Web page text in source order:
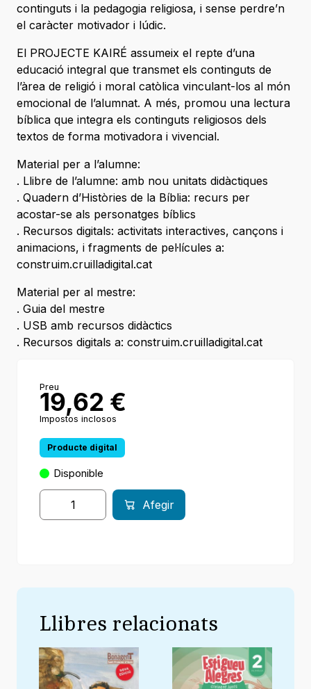
continguts i la pedagogia religiosa, i sense perdre’n
el caràcter motivador i lúdic.
El PROJECTE KAIRÉ assumeix el repte d’una
educació integral que transmet els continguts de
l’àrea de religió i moral catòlica vinculant-los al món
emocional de l’alumnat. A més, promou una lectura
bíblica que integra els continguts religiosos dels
textos de forma motivadora i vivencial.
Material per a l’alumne:
. Llibre de l’alumne: amb nou unitats didàctiques
. Quadern d’Històries de la Bíblia: recurs per
acostar-se als personatges bíblics
. Recursos digitals: activitats interactives, cançons i
animacions, i fragments de pel·lícules a:
construim.cruilladigital.cat
Material per al mestre:
. Guia del mestre
. USB amb recursos didàctics
. Recursos digitals a: construim.cruilladigital.cat
Preu
19,62 €
Impostos inclosos
Producte digital
Disponible
Afegir
Llibres relacionats